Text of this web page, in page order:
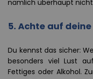
nämlich überhaupt
5. Achte auf
Du kennst das sicher:
besonders viel Lust
Fettiges oder Alkohol.